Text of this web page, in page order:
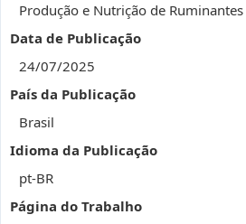
Produção e Nutrição de Ruminantes
Data de Publicação
24/07/2025
País da Publicação
Brasil
Idioma da Publicação
pt-BR
Página do Trabalho